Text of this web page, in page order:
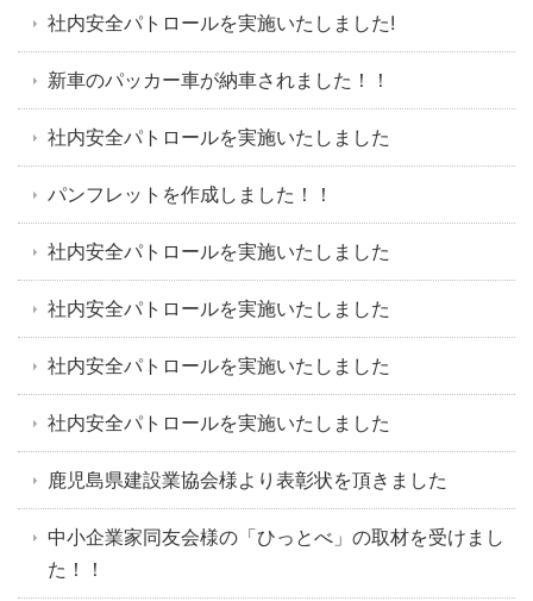
社内安全パトロールを実施いたしました!
新車のパッカー車が納車されました！！
社内安全パトロールを実施いたしました
パンフレットを作成しました！！
社内安全パトロールを実施いたしました
社内安全パトロールを実施いたしました
社内安全パトロールを実施いたしました
社内安全パトロールを実施いたしました
鹿児島県建設業協会様より表彰状を頂きました
中小企業家同友会様の「ひっとべ」の取材を受けまし
た！！